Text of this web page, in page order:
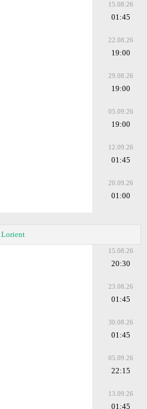
15.08.26
01:45
22.08.26
19:00
29.08.26
19:00
05.09.26
19:00
12.09.26
01:45
20.09.26
01:00
Lorient
15.08.26
20:30
23.08.26
01:45
30.08.26
01:45
05.09.26
22:15
13.09.26
01:45